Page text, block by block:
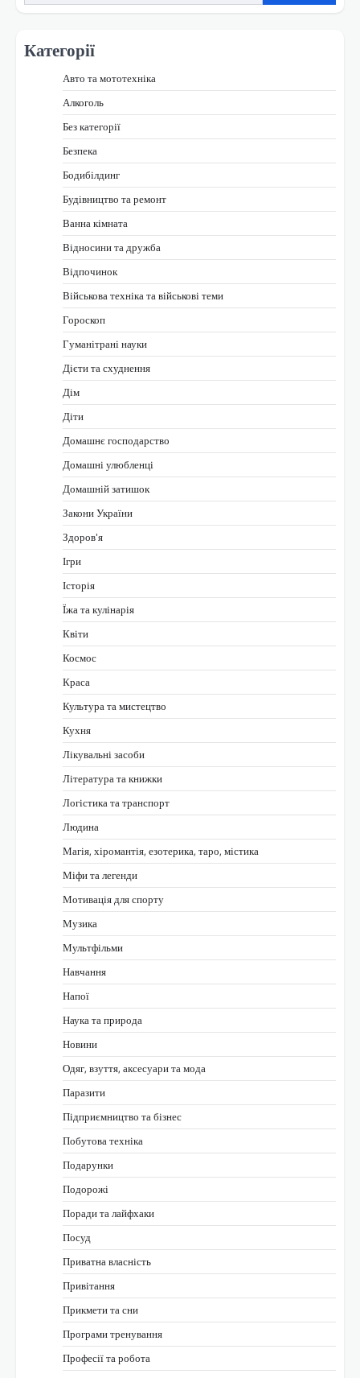
Категорії
Авто та мототехніка
Алкоголь
Без категорії
Безпека
Бодибілдинг
Будівництво та ремонт
Ванна кімната
Відносини та дружба
Відпочинок
Військова техніка та військові теми
Гороскоп
Гуманітрані науки
Дієти та схуднення
Дім
Діти
Домашнє господарство
Домашні улюбленці
Домашній затишок
Закони України
Здоров'я
Ігри
Історія
Їжа та кулінарія
Квіти
Космос
Краса
Культура та мистецтво
Кухня
Лікувальні засоби
Література та книжки
Логістика та транспорт
Людина
Магія, хіромантія, езотерика, таро, містика
Міфи та легенди
Мотивація для спорту
Музика
Мультфільми
Навчання
Напої
Наука та природа
Новини
Одяг, взуття, аксесуари та мода
Паразити
Підприємництво та бізнес
Побутова техніка
Подарунки
Подорожі
Поради та лайфхаки
Посуд
Приватна власність
Привітання
Прикмети та сни
Програми тренування
Професії та робота